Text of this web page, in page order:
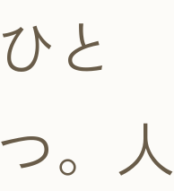
ひと
つ。人